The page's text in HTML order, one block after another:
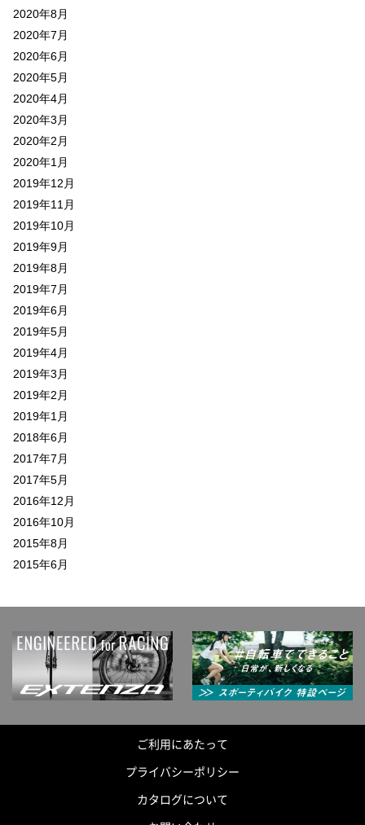
2020年8月
2020年7月
2020年6月
2020年5月
2020年4月
2020年3月
2020年2月
2020年1月
2019年12月
2019年11月
2019年10月
2019年9月
2019年8月
2019年7月
2019年6月
2019年5月
2019年4月
2019年3月
2019年2月
2019年1月
2018年6月
2017年7月
2017年5月
2016年12月
2016年10月
2015年8月
2015年6月
ご利用にあたって
プライバシーポリシー
カタログについて